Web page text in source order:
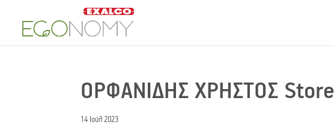
ΟΡΦΑΝΙΔΗΣ ΧΡΗΣΤΟΣ
14 Ιούλ 2023